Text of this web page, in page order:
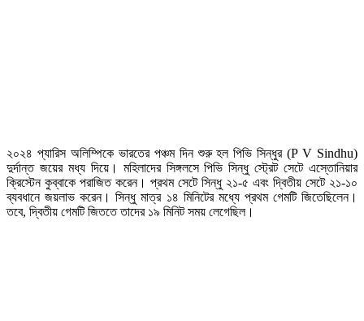
২০২৪ প্যারিস অলিম্পিকে ভারতের পঞ্চম দিন শুরু হল পিভি সিন্ধুর (P V Sindhu)
দুর্দান্ত জয়ের মধ্য দিয়ে। মহিলাদের সিঙ্গলসে পিভি সিন্ধু স্ট্রেট সেটে এস্তোনিয়ার
ক্রিস্টেন কুব্বাকে পরাজিত করেন। প্রথম সেটে সিন্ধু ২১-৫ এবং দ্বিতীয় সেটে ২১-১০
ব্যবধানে জয়লাভ করেন। সিন্ধু মাত্র ১৪ মিনিটের মধ্যে প্রথম গেমটি জিতেছিলেন।
তবে, দ্বিতীয় গেমটি জিততে তাদের ১৯ মিনিট সময় লেগেছিল।